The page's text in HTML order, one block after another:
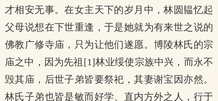
才相安无事。在女主天下的岁月中，林圆韫忆起
父母说想在下世重逢，于是她就为有来世之说的
佛教广修寺庙，只为让他们遂愿。博陵林氏的宗
庙之中，因为先祖[1]林业绥使宗族中兴，而永不
毁其庙，后世子弟皆要祭祀，其妻谢宝因亦然。
林氏子弟也皆是敏而好学、直内方外之人，行于